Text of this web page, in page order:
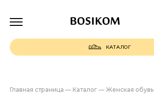
КАТАЛОГ
Главная страница — Каталог — Женская обувь